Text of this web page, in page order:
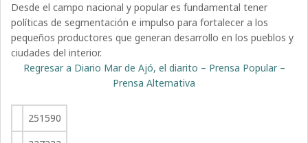
Desde el campo nacional y popular es fundamental tener
políticas de segmentación e impulso para fortalecer a los
pequeños productores que generan desarrollo en los pueblos y
ciudades del interior.
Regresar a Diario Mar de Ajó, el diarito – Prensa Popular –
Prensa Alternativa
251590